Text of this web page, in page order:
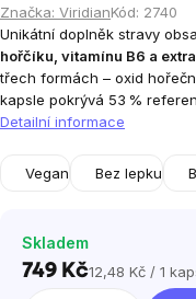
Značka: ViridianKód: 2740
Unikátní doplněk stravy
hořčíku, vitamínu B6 a
třech formách – oxid
kapsle pokrývá 53 %
Detailní informace
Vegan Bez lepku
Skladem
749 KčMěrná
12,48 Kč / 1